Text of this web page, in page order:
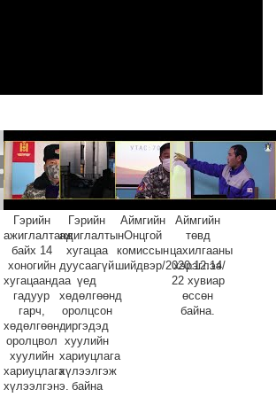
Гэрийн
ажиглалтанд
байх 14
хоногийн
хугацаандаа
гадуур
гарч,
хөдөлгөөнд
оролцвол
хуулийн
хариуцлага
хүлээлгэнэ.
Гэрийн
ажиглалтын
хугацаа
дуусаагүй
үед
хөдөлгөөнд
оролцсон
иргэдэд
хуулийн
хариуцлага
хүлээлгэж
байна
Аймгийн
Онцгой
комиссын
шийдвэр/2020.12.14/
Аймгийн
төвд
цахилгааны
хэрэглээ
22 хувиар
өссөн
байна.